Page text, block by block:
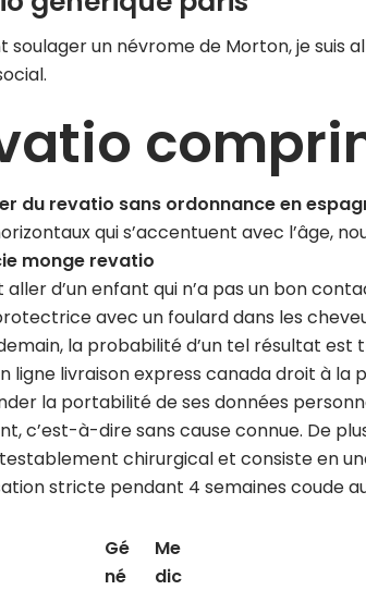
soulager un névrome de Morton, je suis
du revatio sans ordonnance en
qui s’accentuent avec l’âge,
monge revatio
aller d’un enfant qui n’a pas un bon
avec un foulard dans les
la probabilité d’un tel résultat est
ligne livraison express canada droit à la
la portabilité de ses données
c’est-à-dire sans cause connue. De
chirurgical et consiste en
stricte pendant 4 semaines coude
Gé
né
Me
dic